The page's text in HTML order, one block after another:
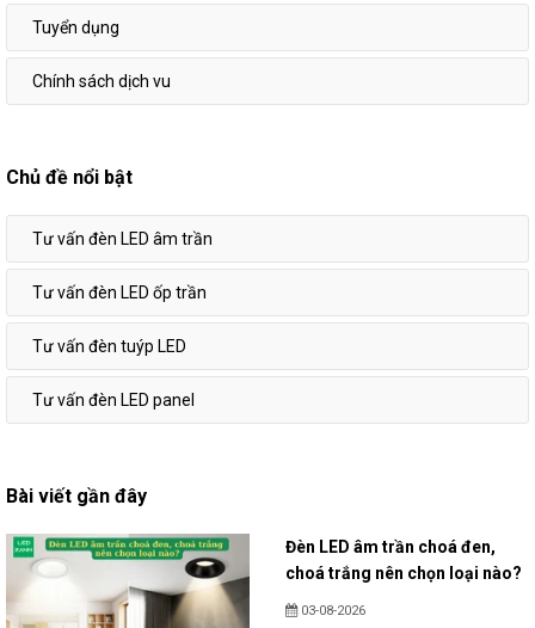
Tuyển dụng
Chính sách dịch vu
Chủ đề nổi bật
Tư vấn đèn LED âm trần
Tư vấn đèn LED ốp trần
Tư vấn đèn tuýp LED
Tư vấn đèn LED panel
Bài viết gần đây
Đèn LED âm trần choá đen,
choá trắng nên chọn loại nào?
03-08-2026